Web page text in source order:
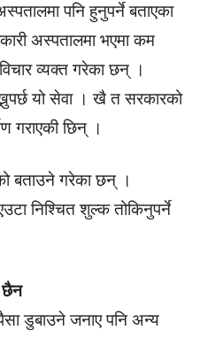
पनि हुनुपर्ने बताएका
अस्पतालमा भएमा कम
व्यक्त गरेका छन् ।
यो सेवा । खै त सरकारको
गराएकी छिन् ।
बताउने गरेका छन् ।
निश्चित शुल्क तोकिनुपर्ने
छैन
डुबाउने जनाए पनि अन्य